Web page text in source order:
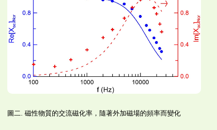
圖二. 磁性物質的交流磁化率，隨著外加磁場的頻率而變化